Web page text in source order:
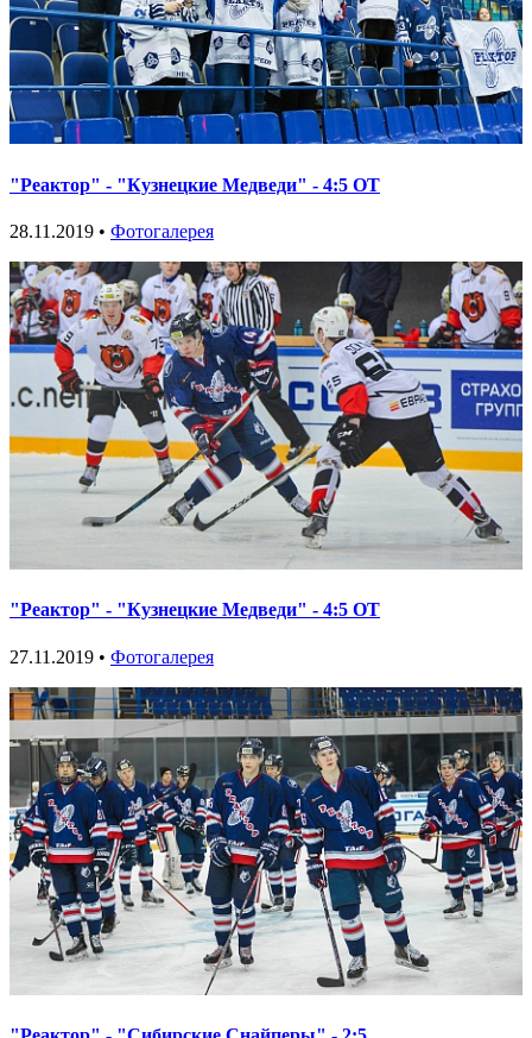
"Реактор" - "Кузнецкие Медведи" - 4:5 ОТ
28.11.2019 • Фотогалерея
"Реактор" - "Кузнецкие Медведи" - 4:5 ОТ
27.11.2019 • Фотогалерея